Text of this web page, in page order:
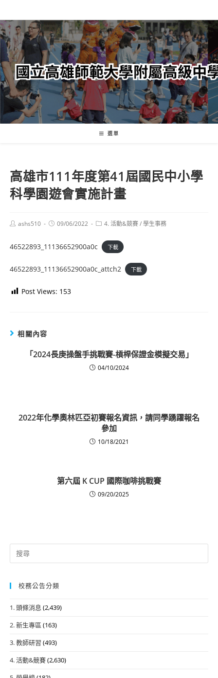
轉
至
主
內
容
選單
高雄市111年度第41屆國民中小學
科學園遊會實施計畫
Postashs510
Post09/06/2022
Post4. 活動&競賽/學生事務
46522893_11136652900a0c 下載
46522893_11136652900a0c_attch2 下載
Post Views: 153
相關內容
「2024長庚操盤手挑戰賽-槓桿保證金模擬交易」
04/10/2024
2022年化學奧林匹亞初賽報名資訊，請同學踴躍報名
參加
10/18/2021
第六屆 K CUP 國際咖啡挑戰賽
09/20/2025
Search
for:
校務公告分類
1. 頭條消息 (2,439)
2. 新生專區 (163)
3. 教師研習 (493)
4. 活動&競賽(2,630)